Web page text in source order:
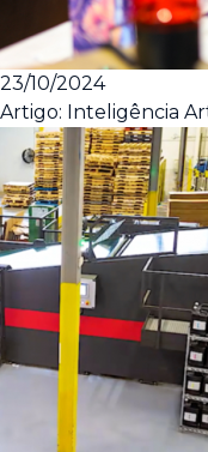
23/10/2024
Artigo: Inteligência